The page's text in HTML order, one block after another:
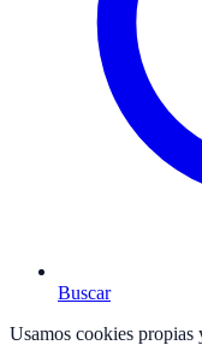
Buscar
Usamos cookies propias